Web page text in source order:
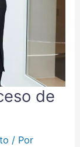
de
/ Por